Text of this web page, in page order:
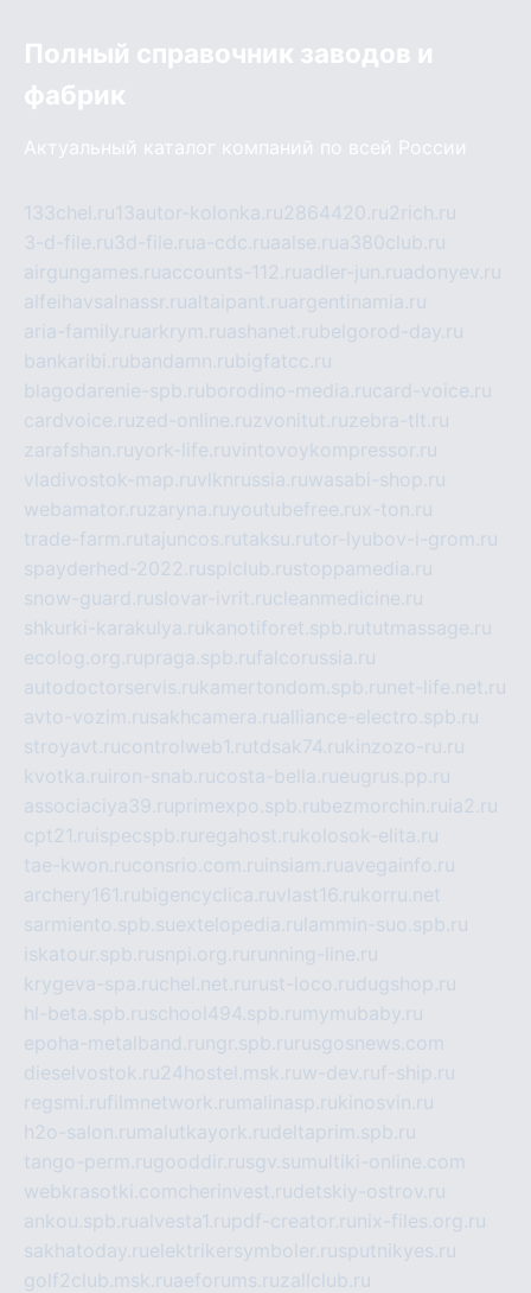
Полный справочник заводов и
фабрик
Актуальный каталог компаний по всей России
133chel.ru13autor-kolonka.ru2864420.ru2rich.ru
3-d-file.ru3d-file.rua-cdc.ruaalse.rua380club.ru
airgungames.ruaccounts-112.ruadler-jun.ruadonyev.ru
alfeihavsalnassr.rualtaipant.ruargentinamia.ru
aria-family.ruarkrym.ruashanet.rubelgorod-day.ru
bankaribi.rubandamn.rubigfatcc.ru
blagodarenie-spb.ruborodino-media.rucard-voice.ru
cardvoice.ruzed-online.ruzvonitut.ruzebra-tlt.ru
zarafshan.ruyork-life.ruvintovoykompressor.ru
vladivostok-map.ruvlknrussia.ruwasabi-shop.ru
webamator.ruzaryna.ruyoutubefree.rux-ton.ru
trade-farm.rutajuncos.rutaksu.rutor-lyubov-i-grom.ru
spayderhed-2022.rusplclub.rustoppamedia.ru
snow-guard.ruslovar-ivrit.rucleanmedicine.ru
shkurki-karakulya.rukanotiforet.spb.rututmassage.ru
ecolog.org.rupraga.spb.rufalcorussia.ru
autodoctorservis.rukamertondom.spb.ru net-life.net.ru
avto-vozim.rusakhcamera.rualliance-electro.spb.ru
stroyavt.rucontrolweb1.rutdsak74.rukinzozo-ru.ru
kvotka.ru iron-snab.rucosta-bella.rueugrus.pp.ru
associaciya39.ruprimexpo.spb.rubezmorchin.ru ia2.ru
cpt21.ru ispecspb.ru regahost.rukolosok-elita.ru
tae-kwon.ruconsrio.com.ru insiam.ruavegainfo.ru
archery161.rubigencyclica.ruvlast16.rukorru.net
sarmiento.spb.suextelopedia.ru lammin-suo.spb.ru
iskatour.spb.rusnpi.org.ru running-line.ru
krygeva-spa.ruchel.net.ru rust-loco.rudugshop.ru
hl-beta.spb.ruschool494.spb.ru mymubaby.ru
epoha-metalband.ru ngr.spb.ru rusgosnews.com
dieselvostok.ru24hostel.msk.ruw-dev.ruf-ship.ru
regsmi.rufilmnetwork.ru malinasp.rukinosvin.ru
h2o-salon.ru malutkayork.rudeltaprim.spb.ru
tango-perm.rugooddir.rusgv.su multiki-online.com
webkrasotki.comcherinvest.rudetskiy-ostrov.ru
ankou.spb.rualvesta1.rupdf-creator.ru nix-files.org.ru
sakhatoday.ruelektrikersymboler.rusputnikyes.ru
golf2club.msk.ruaeforums.ruzallclub.ru